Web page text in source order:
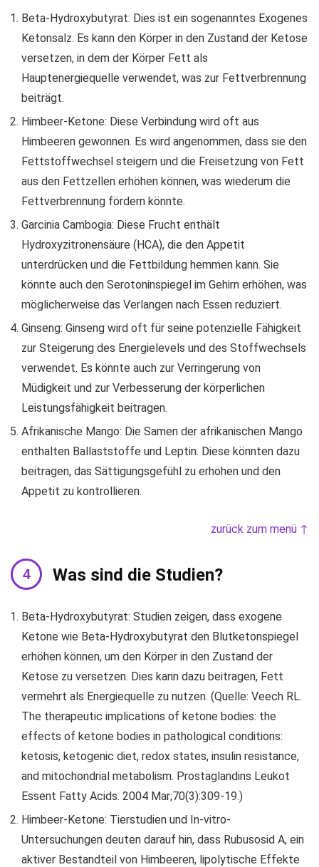
Beta-Hydroxybutyrat: Dies ist ein sogenanntes Exogenes
Ketonsalz. Es kann den Körper in den Zustand der Ketose
versetzen, in dem der Körper Fett als
Hauptenergiequelle verwendet, was zur Fettverbrennung
beiträgt.
Himbeer-Ketone: Diese Verbindung wird oft aus
Himbeeren gewonnen. Es wird angenommen, dass sie den
Fettstoffwechsel steigern und die Freisetzung von Fett
aus den Fettzellen erhöhen können, was wiederum die
Fettverbrennung fördern könnte.
Garcinia Cambogia: Diese Frucht enthält
Hydroxyzitronensäure (HCA), die den Appetit
unterdrücken und die Fettbildung hemmen kann. Sie
könnte auch den Serotoninspiegel im Gehirn erhöhen, was
möglicherweise das Verlangen nach Essen reduziert.
Ginseng: Ginseng wird oft für seine potenzielle Fähigkeit
zur Steigerung des Energielevels und des Stoffwechsels
verwendet. Es könnte auch zur Verringerung von
Müdigkeit und zur Verbesserung der körperlichen
Leistungsfähigkeit beitragen.
Afrikanische Mango: Die Samen der afrikanischen Mango
enthalten Ballaststoffe und Leptin. Diese könnten dazu
beitragen, das Sättigungsgefühl zu erhöhen und den
Appetit zu kontrollieren.
zurück zum menü ↑
Was sind die Studien?
Beta-Hydroxybutyrat: Studien zeigen, dass exogene
Ketone wie Beta-Hydroxybutyrat den Blutketonspiegel
erhöhen können, um den Körper in den Zustand der
Ketose zu versetzen. Dies kann dazu beitragen, Fett
vermehrt als Energiequelle zu nutzen. (Quelle: Veech RL.
The therapeutic implications of ketone bodies: the
effects of ketone bodies in pathological conditions:
ketosis, ketogenic diet, redox states, insulin resistance,
and mitochondrial metabolism. Prostaglandins Leukot
Essent Fatty Acids. 2004 Mar;70(3):309-19.)
Himbeer-Ketone: Tierstudien und In-vitro-
Untersuchungen deuten darauf hin, dass Rubusosid A, ein
aktiver Bestandteil von Himbeeren, lipolytische Effekte